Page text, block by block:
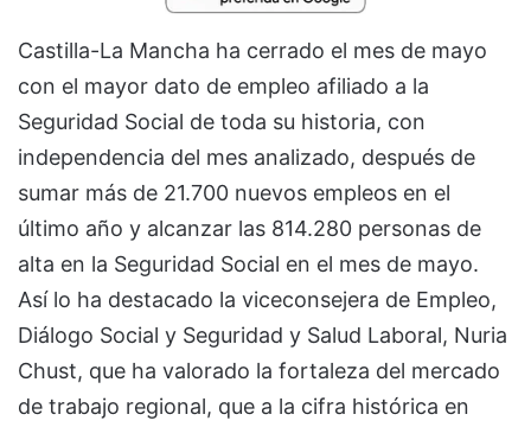
Castilla-La Mancha ha cerrado el mes de mayo
con el mayor dato de empleo afiliado a la
Seguridad Social de toda su historia, con
independencia del mes analizado, después de
sumar más de 21.700 nuevos empleos en el
último año y alcanzar las 814.280 personas de
alta en la Seguridad Social en el mes de mayo.
Así lo ha destacado la viceconsejera de Empleo,
Diálogo Social y Seguridad y Salud Laboral, Nuria
Chust, que ha valorado la fortaleza del mercado
de trabajo regional, que a la cifra histórica en